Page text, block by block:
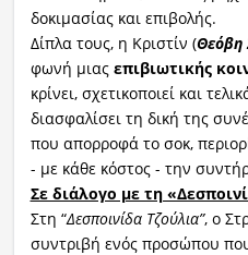
δοκιμασίας και επιβολής.
Δίπλα τους, η Κριστίν (Θεόβη
φωνή μιας επιβιωτικής
κρίνει, σχετικοποιεί και
διασφαλίσει τη δική της
που απορροφά το σοκ,
- με κάθε κόστος - την
Σε διάλογο με τη
Στη “Δεσποινίδα Τζούλια”, ο
συντριβή ενός προσώπου